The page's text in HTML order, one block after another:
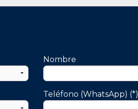
Nombre
Teléfono (WhatsApp) (*)